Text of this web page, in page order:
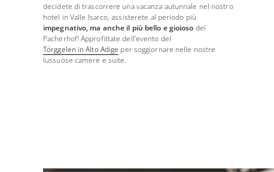
decidete di trascorrere una vacanza autunnale nel nostro
hotel in Valle Isarco, assisterete al periodo più
impegnativo, ma anche il più bello e gioioso del
Pacherhof! Approfittate dell’evento del
Törggelen in Alto Adige per soggiornare nelle nostre
lussuose camere e suite.